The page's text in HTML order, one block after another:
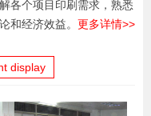
各个项目印刷需求，熟悉
和经济效益。 更多详情>>
display